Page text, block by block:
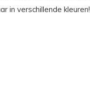
in verschillende kleuren!